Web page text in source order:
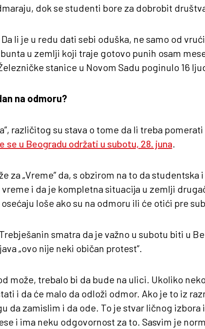
dok se studenti bore za dobrobit
li je u redu dati sebi oduška, ne samo od
u zemlji koji traje gotovo punih osam
stanice u Novom Sadu poginulo 16
na odmoru?
različitog su stava o tome da li treba
se u Beogradu održati u subotu, 28. juna.
za „Vreme” da, s obzirom na to da studentska i
i da je kompletna situacija u zemlji
loše ako su na odmoru ili će otići pre
smatra da je važno u subotu biti u
„ovo nije neki običan protest”.
može, trebalo bi da bude na ulici. Ukoliko
i da će malo da odloži odmor. Ako je to iz
da zamislim i da ode. To je stvar ličnog izbora
i ima neku odgovornost za to. Sasvim je